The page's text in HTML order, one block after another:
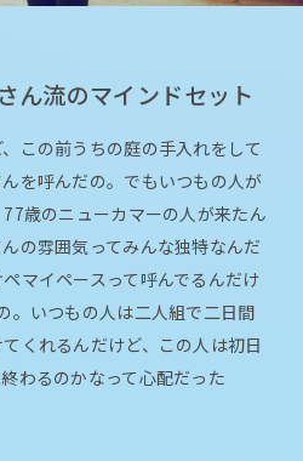
ん流のマインドセット
この前うちの庭の手入れをして
を呼んだの。でもいつもの人が
歳のニューカマーの人が来たん
の雰囲気ってみんな独特なんだ
マイペースって呼んでるんだけ
。いつもの人は二人組で二日間
くれるんだけど、この人は初日
わるのかなって心配だった